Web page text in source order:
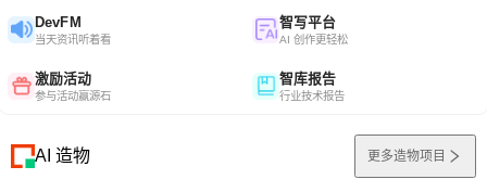
DevFM
当天资讯听着看
智写平台
AI 创作更轻松
激励活动
参与活动赢源石
智库报告
行业技术报告
AI 造物 更多造物项目